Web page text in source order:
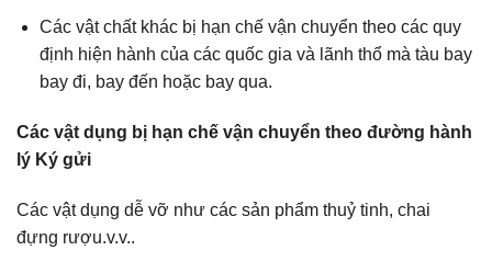
Các vật chất khác bị hạn chế vận chuyển theo các quy
định hiện hành của các quốc gia và lãnh thổ mà tàu bay
bay đi, bay đến hoặc bay qua.
Các vật dụng bị hạn chế vận chuyển theo đường hành
lý Ký gửi
Các vật dụng dễ vỡ như các sản phẩm thuỷ tinh, chai
đựng rượu.v.v..